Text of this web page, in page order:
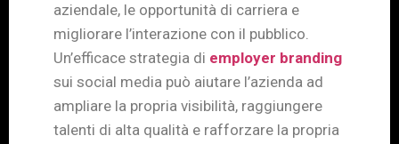
aziendale, le opportunità di carriera e
migliorare l’interazione con il pubblico.
Un’efficace strategia di employer branding
sui social media può aiutare l’azienda ad
ampliare la propria visibilità, raggiungere
talenti di alta qualità e rafforzare la propria